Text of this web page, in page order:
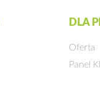
DLA
Oferta
Panel